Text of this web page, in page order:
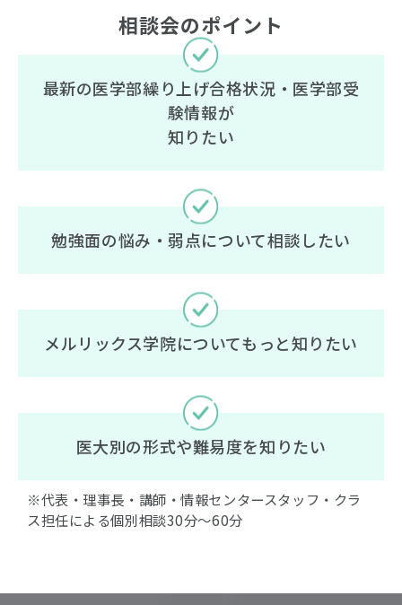
相談会のポイント
最新の医学部繰り上げ合格状況・医学部受
験情報が
知りたい
勉強面の悩み・弱点について相談したい
メルリックス学院についてもっと知りたい
医大別の形式や難易度を知りたい
※代表・理事長・講師・情報センタースタッフ・クラ
ス担任による個別相談30分〜60分